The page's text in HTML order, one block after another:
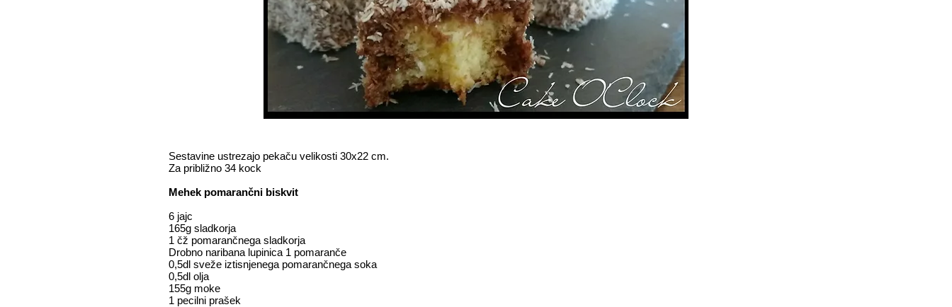
Sestavine ustrezajo pekaču velikosti 30x22 cm.
Za približno 34 kock
Mehek pomarančni biskvit
6 jajc
165g sladkorja
1 čž pomarančnega sladkorja
Drobno naribana lupinica 1 pomaranče
0,5dl sveže iztisnjenega pomarančnega soka
0,5dl olja
155g moke
1 pecilni prašek